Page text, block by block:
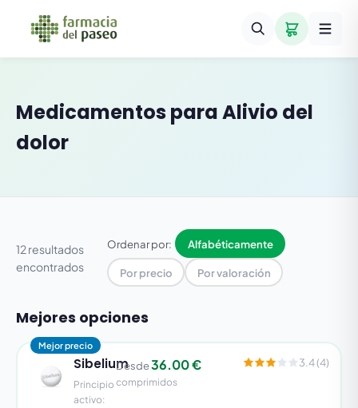
Medicamentos paraAlivio del
dolor
12 resultados
encontrados
Ordenar por: Alfabéticamente
Por precio Por valoración
Mejores opciones
Mejor precio
Sibelium
Principio
activo:
Desde36.00 €
comprimidos
3.4 (4)